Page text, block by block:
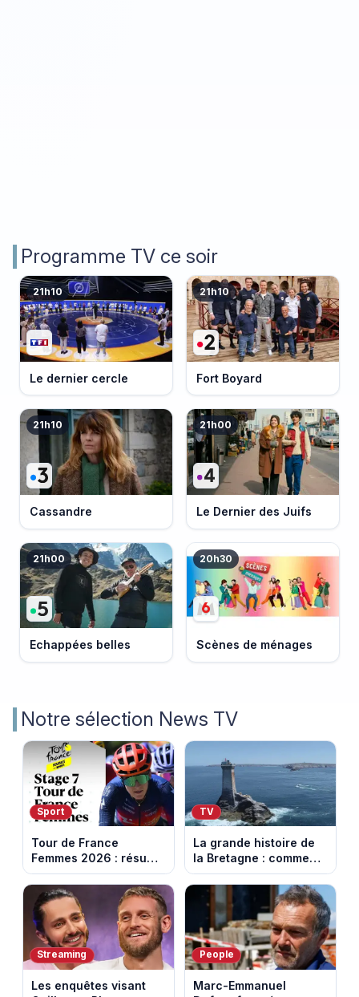
Programme TV ce soir
21h10
Le dernier cercle
21h10
Fort Boyard
21h10
Cassandre
21h00
Le Dernier des Juifs
21h00
Echappées belles
20h30
Scènes de ménages
Notre sélection News TV
Sport
Tour de France
Femmes 2026 : résumé
vidéo de la 7e étape
avec l'ascension du
Mont Ventoux
TV
La grande histoire de
la Bretagne : comment
les Bretons ont
défendu leur culture
au fil des décennies
Streaming
Les enquêtes visant
People
Marc-Emmanuel